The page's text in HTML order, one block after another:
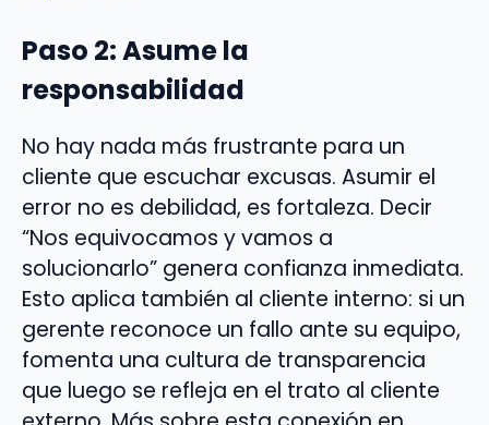
Paso 2: Asume la
responsabilidad
No hay nada más frustrante para un
cliente que escuchar excusas. Asumir el
error no es debilidad, es fortaleza. Decir
“Nos equivocamos y vamos a
solucionarlo” genera confianza inmediata.
Esto aplica también al cliente interno: si un
gerente reconoce un fallo ante su equipo,
fomenta una cultura de transparencia
que luego se refleja en el trato al cliente